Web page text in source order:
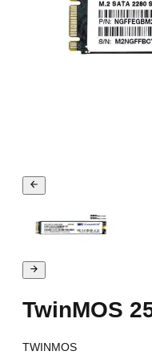
TwinMOS
TWINMOS